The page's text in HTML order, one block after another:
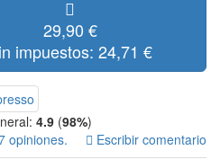
29,90 €
impuestos: 24,71 €
4.9 (98%)
opiniones.
Escribir comentario